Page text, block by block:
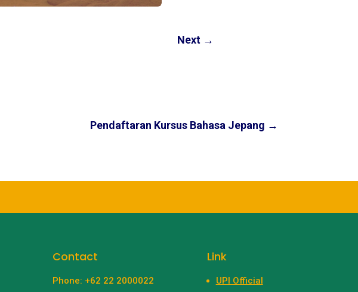
Next →
Pendaftaran Kursus Bahasa Jepang →
Contact
Phone: +62 22 2000022
Link
UPI Official